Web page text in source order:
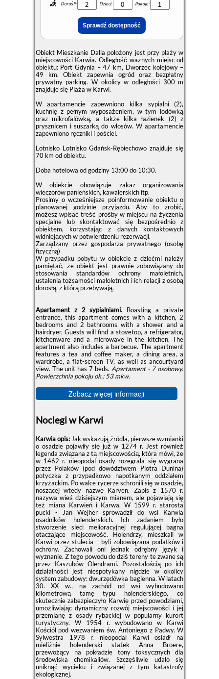
Dorośli: Dzieci: Pokoje:
Obiekt Mieszkanie Dalia położony jest przy plaży w
miejscowości Karwia. Odległość ważnych miejsc od
obiektu: Port Gdynia – 47 km, Dworzec kolejowy –
49 km. Obiekt zapewnia ogród oraz bezpłatny
prywatny parking. W okolicy w odległości 300 m
znajduje się Plaża w Karwi.
W apartamencie zapewniono kilka sypialni (2),
kuchnię z pełnym wyposażeniem, w tym lodówką
oraz mikrofalówką, a także kilka łazienek (2) z
prysznicem i suszarką do włosów. W apartamencie
zapewniono ręczniki i pościel.
Lotnisko Lotnisko Gdańsk-Rębiechowo znajduje się
70 km od obiektu.
Doba hotelowa od godziny 13:00do 10:30.
W obiekcie obowiązuje zakaz organizowania
wieczorów panieńskich, kawalerskich itp.
Prosimy o wcześniejsze poinformowanie obiektu o
planowanej godzinie przyjazdu. Aby to zrobić,
możesz wpisać treść prośby w miejscu na życzenia
specjalne lub skontaktować się bezpośrednio z
obiektem, korzystając z danych kontaktowych
widniejących w potwierdzeniu rezerwacji.
Zarządzany przez gospodarza prywatnego (osobę
fizyczną)
W przypadku pobytu w obiekcie z dziećmi należy
pamiętać, że obiekt jest prawnie zobowiązany do
stosowania standardów ochrony małoletnich,
ustalenia tożsamości małoletnich i ich relacji z osobą
dorosłą, z którą przebywają.
Apartament z 2 sypialniami. Boasting a private
entrance, this apartment comes with a kitchen, 2
bedrooms and 2 bathrooms with a shower and a
hairdryer. Guests will find a stovetop, a refrigerator,
kitchenware and a microwave in the kitchen. The
apartment also includes a barbecue. The apartment
features a tea and coffee maker, a dining area, a
wardrobe, a flat-screen TV, as well as ancourtyard
view. The unit has 7 beds. Apartament - 7 osobowy.
Powierzchnia pokoju ok.: 53 mkw.
Zobacz więcej informacji
Noclegi w Karwi
Karwia opis: Jak wskazują źródła, pierwsze wzmianki
o osadzie pojawiły się już w 1274 r. Jest również
legenda związana z tą miejscowością, która mówi, że
w 1462 r. nieopodal osady rozegrała się wygrana
przez Polaków (pod dowództwem Piotra Dunina)
potyczka z przypadkowo napotkanym oddziałem
krzyżackim. Po walce rycerze schronili się w osadzie,
noszącej wtedy nazwę Karven. Zapis z 1570 r.
nazywa wieś dzisiejszym mianem, ale pojawiają się
też miana Karwień i Karwa. W 1599 r. starosta
pucki - Jan Wejher sprowadził do wsi Karwia
osadników holenderskich. Ich zadaniem było
stworzenie sieci melioracyjnej regulującej bagna
otaczające miejscowość. Holendrzy, mieszkali w
Karwi przez stulecia – byli zobowiązana podatków i
ochrony. Zachowali oni jednak odrębny język i
wyznanie. Z tego powodu do dziś tereny te zwane są
przez Kaszubów Olendrami. Pozostałością po ich
działalności jest niespotykany nigdzie w okolicy
system zabudowy: dwurzędówka bagienna. W latach
30. XX w., na zachód od wsi wybudowano
kilometrową tamę typu holenderskiego, co
skutecznie zabezpieczyło Karwię przed powodziami,
umożliwiając dynamiczny rozwój miejscowości i jej
przemianę z osady rybackiej w popularny kurort
turystyczny. W 1954 r. wybudowano w Karwi
Kościół pod wezwaniem św. Antoniego z Padwy. W
Sylwestra 1978 r. nieopodal Karwi osiadł na
mieliźnie holenderski statek Anna Broere,
przewożący na pokładzie tony toksycznych dla
środowiska chemikaliów. Szczęśliwie udało się
uniknąć wycieku i związanej z tym katastrofy
ekologicznej.